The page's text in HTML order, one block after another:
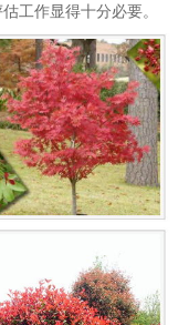
工作显得十分必要。